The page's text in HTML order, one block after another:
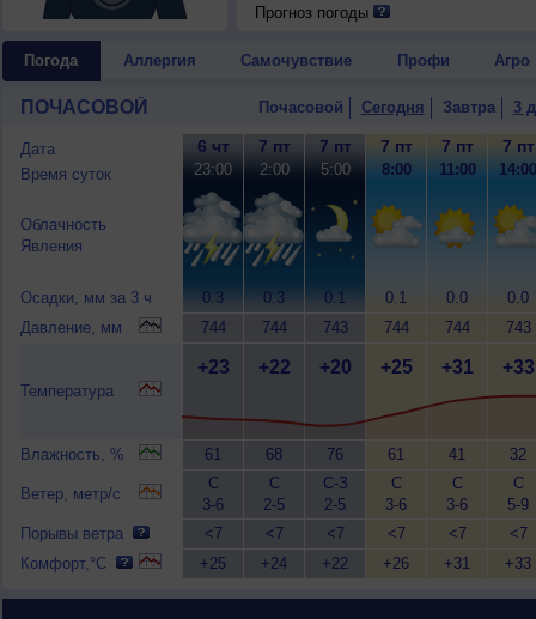
Прогноз погоды
Погода Аллергия Самочувствие Профи Агро
ПОЧАСОВОЙ Почасовой Сегодня Завтра 3
Дата
Время суток
Облачность
Явления
Осадки, мм за 3 ч
Давление, мм
Температура
Влажность, %
Ветер, метр/с
Порывы ветра
Комфорт,°C
6 чт
23:00
0.3
744
+23
61
С
3-6
<7
+25
7 пт
2:00
0.3
744
+22
68
С
2-5
<7
+24
7 пт
5:00
0.1
743
+20
76
С-З
2-5
<7
+22
7 пт
8:00
0.1
744
+25
61
С
3-6
<7
+26
7 пт
11:00
0.0
744
+31
41
С
3-6
<7
+31
7 пт
14:00
0.0
743
+33
32
С
5-9
<7
+33